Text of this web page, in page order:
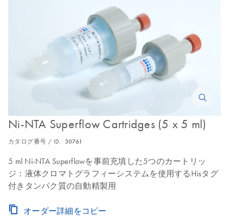
Ni-NTA Superflow Cartridges (5 x 5 ml)
カタログ番号 / ID. 30761
5 ml Ni-NTA Superflowを事前充填した5つのカートリッ
ジ：液体クロマトグラフィーシステムを使用するHisタグ
付きタンパク質の自動精製用
オーダー詳細をコピー